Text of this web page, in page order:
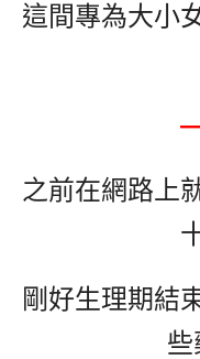
這間專為大小
之前在網路上
剛好生理期結
些